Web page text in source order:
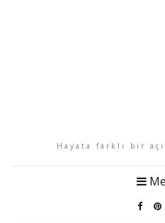
Hayata farklı bir